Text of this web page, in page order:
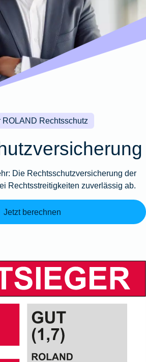
Rechtsschutz
Die Rechtsschutzversicherung der
Rechtsstreitigkeiten zuverlässig ab.
Jetzt berechnen